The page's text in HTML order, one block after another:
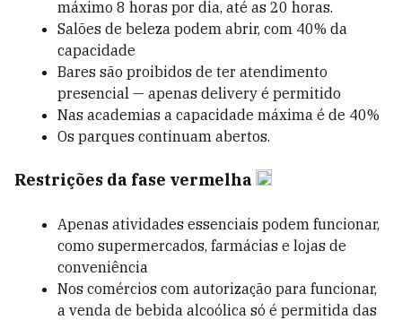
máximo 8 horas por dia, até as 20 horas.
Salões de beleza podem abrir, com 40% da
capacidade
Bares são proibidos de ter atendimento
presencial — apenas delivery é permitido
Nas academias a capacidade máxima é de 40%
Os parques continuam abertos.
Restrições da fase vermelha
Apenas atividades essenciais podem funcionar,
como supermercados, farmácias e lojas de
conveniência
Nos comércios com autorização para funcionar,
a venda de bebida alcoólica só é permitida das